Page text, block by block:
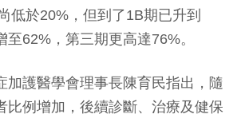
低於20%，但到了1B期已升到
至62%，第三期更高達76%。
加護醫學會理事長陳育民指出，隨
比例增加，後續診斷、治療及健保